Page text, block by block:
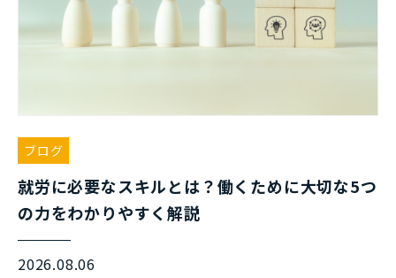
ブログ
就労に必要なスキルとは？働くために大切な5つ
の力をわかりやすく解説
2026.08.06